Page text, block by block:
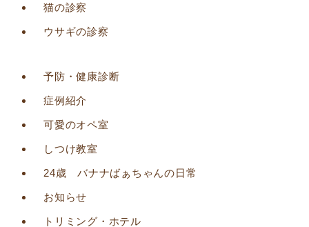
猫の診察
ウサギの診察
予防・健康診断
症例紹介
可愛のオペ室
しつけ教室
24歳 バナナばぁちゃんの日常
お知らせ
トリミング・ホテル